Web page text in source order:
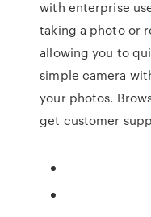
with enterprise
taking a photo or
allowing you to
simple camera
your photos.
get customer